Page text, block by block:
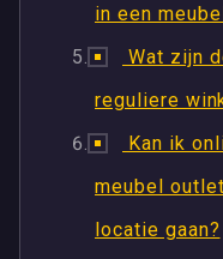
in een
Wat zijn
reguliere
Kan ik
meubel
locatie gaan?